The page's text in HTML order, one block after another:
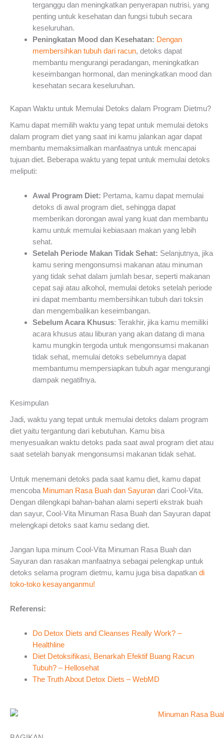
terganggu dan meningkatkan penyerapan nutrisi, yang
penting untuk kesehatan dan fungsi tubuh secara
keseluruhan.
Peningkatan Mood dan Kesehatan: Dengan
membersihkan tubuh dari racun, detoks dapat
membantu mengurangi peradangan, meningkatkan
keseimbangan hormonal, dan meningkatkan mood dan
kesehatan secara keseluruhan.
Kapan Waktu untuk Memulai Detoks dalam Program Dietmu?
Kamu dapat memilih waktu yang tepat untuk memulai detoks
dalam program diet yang saat ini kamu jalankan agar dapat
membantu memaksimalkan manfaatnya untuk mencapai
tujuan diet. Beberapa waktu yang tepat untuk memulai detoks
meliputi:
Awal Program Diet: Pertama, kamu dapat memulai
detoks di awal program diet, sehingga dapat
memberikan dorongan awal yang kuat dan membantu
kamu untuk memulai kebiasaan makan yang lebih
sehat.
Setelah Periode Makan Tidak Sehat: Selanjutnya, jika
kamu sering mengonsumsi makanan atau minuman
yang tidak sehat dalam jumlah besar, seperti makanan
cepat saji atau alkohol, memulai detoks setelah periode
ini dapat membantu membersihkan tubuh dari toksin
dan mengembalikan keseimbangan.
Sebelum Acara Khusus: Terakhir, jika kamu memiliki
acara khusus atau liburan yang akan datang di mana
kamu mungkin tergoda untuk mengonsumsi makanan
tidak sehat, memulai detoks sebelumnya dapat
membantumu mempersiapkan tubuh agar mengurangi
dampak negatifnya.
Kesimpulan
Jadi, waktu yang tepat untuk memulai detoks dalam program
diet yaitu tergantung dari kebutuhan. Kamu bisa
menyesuaikan waktu detoks pada saat awal program diet atau
saat setelah banyak mengonsumsi makanan tidak sehat.
Untuk menemani detoks pada saat kamu diet, kamu dapat
mencoba Minuman Rasa Buah dan Sayuran dari Cool-Vita.
Dengan dilengkapi bahan-bahan alami seperti ekstrak buah
dan sayur, Cool-Vita Minuman Rasa Buah dan Sayuran dapat
melengkapi detoks saat kamu sedang diet.
Jangan lupa minum Cool-Vita Minuman Rasa Buah dan
Sayuran dan rasakan manfaatnya sebagai pelengkap untuk
detoks selama program dietmu, kamu juga bisa dapatkan di
toko-toko kesayanganmu!
Referensi:
Do Detox Diets and Cleanses Really Work? –
Healthline
Diet Detoksifikasi, Benarkah Efektif Buang Racun
Tubuh? – Hellosehat
The Truth About Detox Diets – WebMD